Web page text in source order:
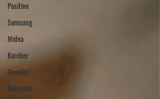
Positivo
Samsung
Midea
Karcher
Mondial
Roborock